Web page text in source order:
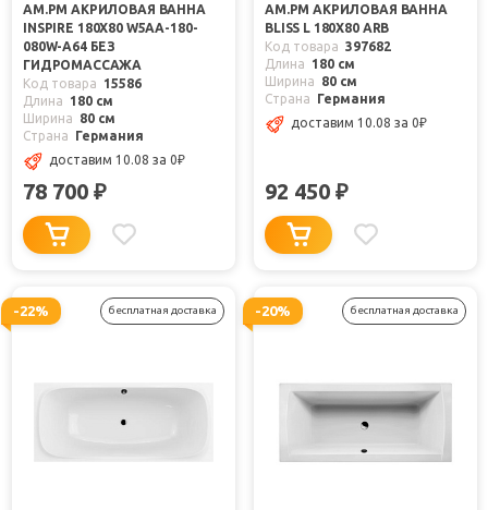
AM.PM АКРИЛОВАЯ ВАННА
INSPIRE 180Х80 W5AA-180-
080W-A64 БЕЗ
ГИДРОМАССАЖА
Код товара
15586
Длина
180 см
Ширина
80 см
Страна
Германия
доставим 10.08 за 0₽
78 700 ₽
AM.PM АКРИЛОВАЯ ВАННА
BLISS L 180Х80 ARB
Код товара 397682
Длина
180 см
Ширина
80 см
Страна
Германия
доставим 10.08 за 0₽
92 450 ₽
-22% бесплатная доставка -20% бесплатная доставка